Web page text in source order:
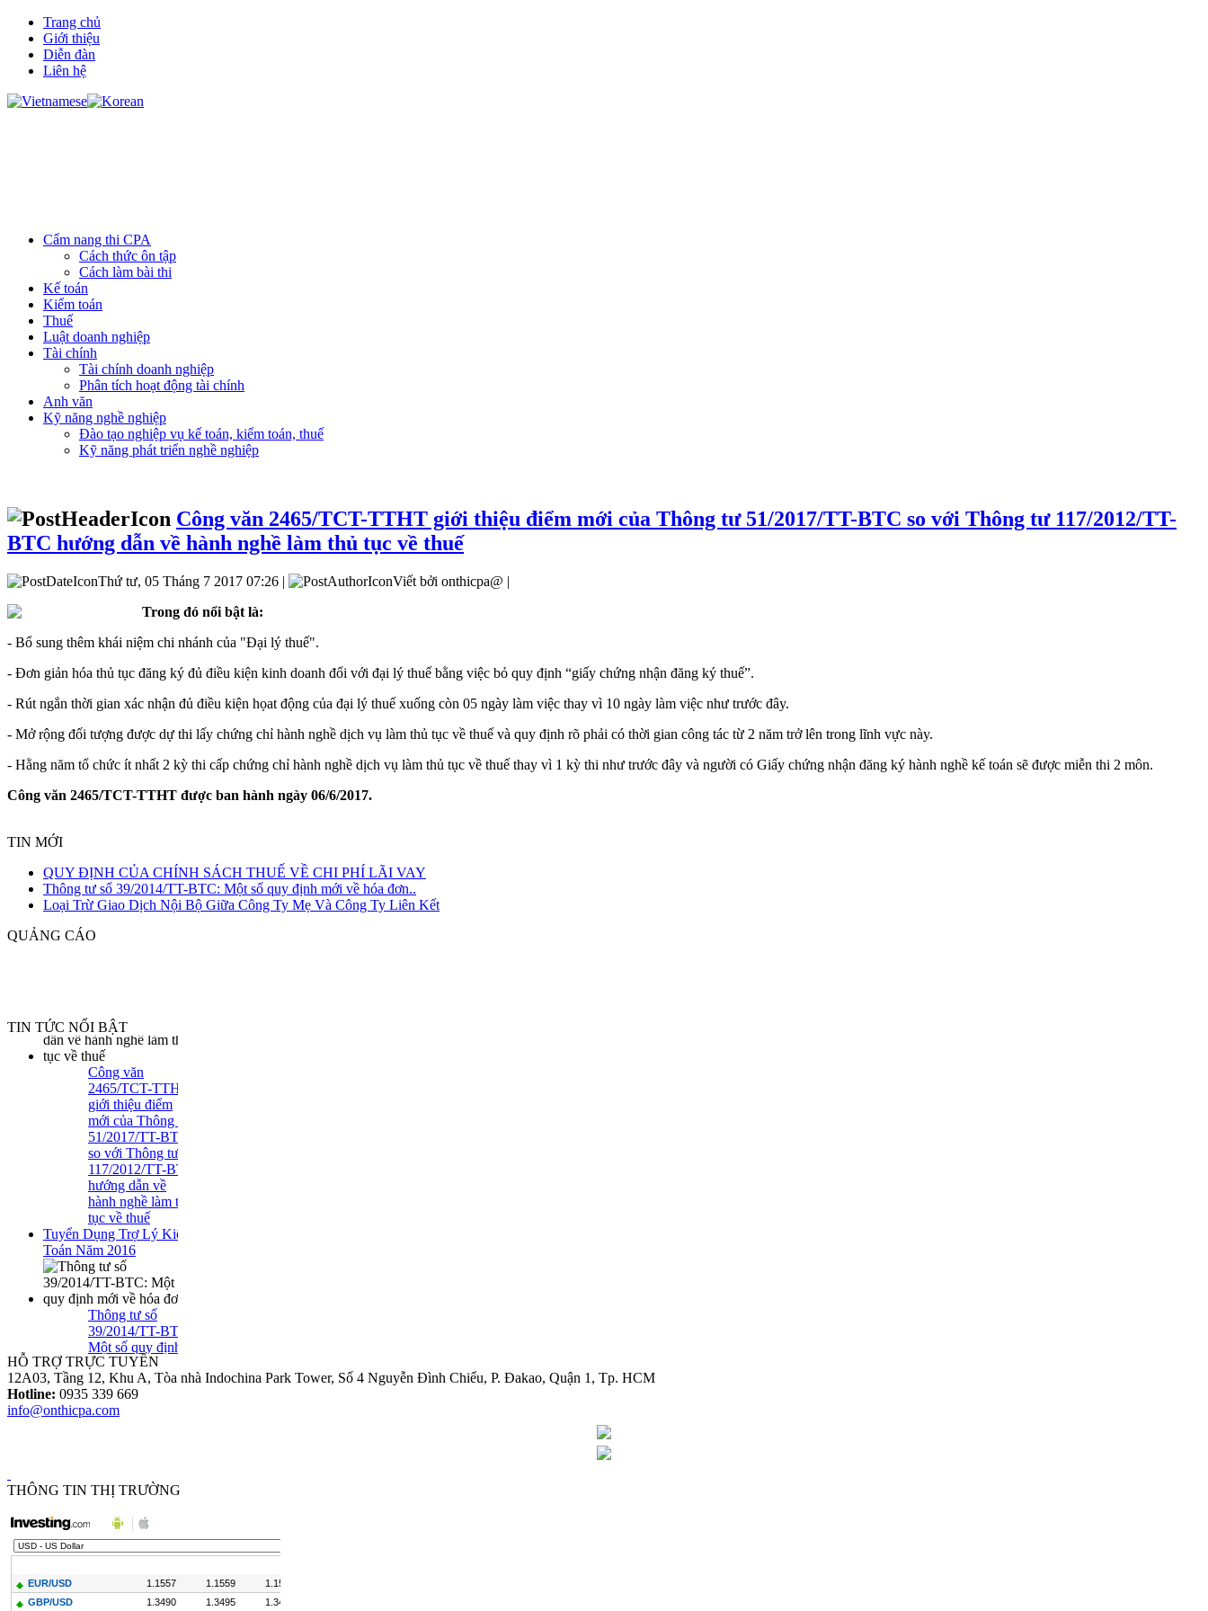
Trang chủ
Giới thiệu
Diễn đàn
Liên hệ
Cẩm nang thi CPA
Cách thức ôn tập
Cách làm bài thi
Kế toán
Kiểm toán
Thuế
Luật doanh nghiệp
Tài chính
Tài chính doanh nghiệp
Phân tích hoạt động tài chính
Anh văn
Kỹ năng nghề nghiệp
Đào tạo nghiệp vụ kế toán, kiểm toán, thuế
Kỹ năng phát triển nghề nghiệp
Công văn 2465/TCT-TTHT giới thiệu điểm mới của Thông tư 51/2017/TT-BTC so với Thông tư 117/2012/TT-
BTC hướng dẫn về hành nghề làm thủ tục về thuế
Thứ tư, 05 Tháng 7 2017 07:26 |
Viết bởi onthicpa@ |
Trong đó nổi bật là:
- Bổ sung thêm khái niệm chi nhánh của "Đại lý thuế".
- Đơn giản hóa thủ tục đăng ký đủ điều kiện kinh doanh đối với đại lý thuế bằng việc bỏ quy định “giấy chứng nhận đăng ký thuế”.
- Rút ngắn thời gian xác nhận đủ điều kiện họat động của đại lý thuế xuống còn 05 ngày làm việc thay vì 10 ngày làm việc như trước đây.
- Mở rộng đối tượng được dự thi lấy chứng chỉ hành nghề dịch vụ làm thủ tục về thuế và quy định rõ phải có thời gian công tác từ 2 năm trở lên trong lĩnh vực này.
- Hằng năm tổ chức ít nhất 2 kỳ thi cấp chứng chỉ hành nghề dịch vụ làm thủ tục về thuế thay vì 1 kỳ thi như trước đây và người có Giấy chứng nhận đăng ký hành nghề kế toán sẽ được miễn thi 2 môn.
Công văn 2465/TCT-TTHT được ban hành ngày 06/6/2017.
TIN MỚI
QUY ĐỊNH CỦA CHÍNH SÁCH THUẾ VỀ CHI PHÍ LÃI VAY
Thông tư số 39/2014/TT-BTC: Một số quy định mới về hóa đơn..
Loại Trừ Giao Dịch Nội Bộ Giữa Công Ty Mẹ Và Công Ty Liên Kết
QUẢNG CÁO
TIN TỨC NỔI BẬT
QUY ĐỊNH CỦA
CHÍNH SÁCH THUẾ
Công văn
2465/TCT-TTHT
giới thiệu điểm
mới của Thông tư
51/2017/TT-BTC
so với Thông tư
117/2012/TT-BTC
hướng dẫn về
hành nghề làm thủ
tục về thuế
Tuyển Dụng Trợ Lý Kiểm
Toán Năm 2016
Thông tư số
39/2014/TT-BTC:
Một số quy định
mới về hóa đơn..
Loại Trừ Giao
Thông tư
10/2014/TT-
Quyết định
479/2004/QĐ-
HỖ TRỢ TRỰC TUYẾN
12A03, Tầng 12, Khu A, Tòa nhà Indochina Park Tower, Số 4 Nguyễn Đình Chiểu, P. Đakao, Quận 1, Tp. HCM
Hotline: 0935 339 669
info@onthicpa.com
THÔNG TIN THỊ TRƯỜNG